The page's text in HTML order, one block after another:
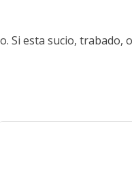
Si esta sucio,